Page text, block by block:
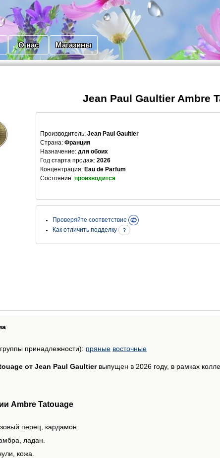
О нас Магазины
Jean Paul Gaultier Ambre
Производитель: Jean Paul Gaultier
Страна: Франция
Назначение: для обоих
Год старта продаж: 2026
Концентрация: Eau de Parfum
Состояние: производится
Проверяйте соответствие
Как отличить подделку
?
принадлежности): пряные восточные
от Jean Paul Gaultierвыпущен в 2026 году, в рамках
Ambre Tatouage
перец, кардамон.
ладан.
кожа.